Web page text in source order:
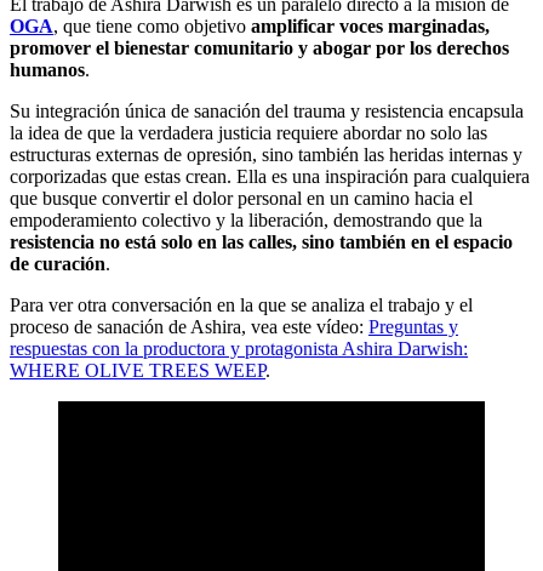
OGA, que tiene como objetivo amplificar voces marginadas,
promover el bienestar comunitario y abogar por los derechos
humanos.
Su integración única de sanación del trauma y resistencia encapsula
la idea de que la verdadera justicia requiere abordar no solo las
estructuras externas de opresión, sino también las heridas internas y
corporizadas que estas crean. Ella es una inspiración para cualquiera
que busque convertir el dolor personal en un camino hacia el
empoderamiento colectivo y la liberación, demostrando que la
resistencia no está solo en las calles, sino también en el espacio
de curación.
Para ver otra conversación en la que se analiza el trabajo y el
proceso de sanación de Ashira, vea este vídeo: Preguntas y
respuestas con la productora y protagonista Ashira Darwish:
WHERE OLIVE TREES WEEP.